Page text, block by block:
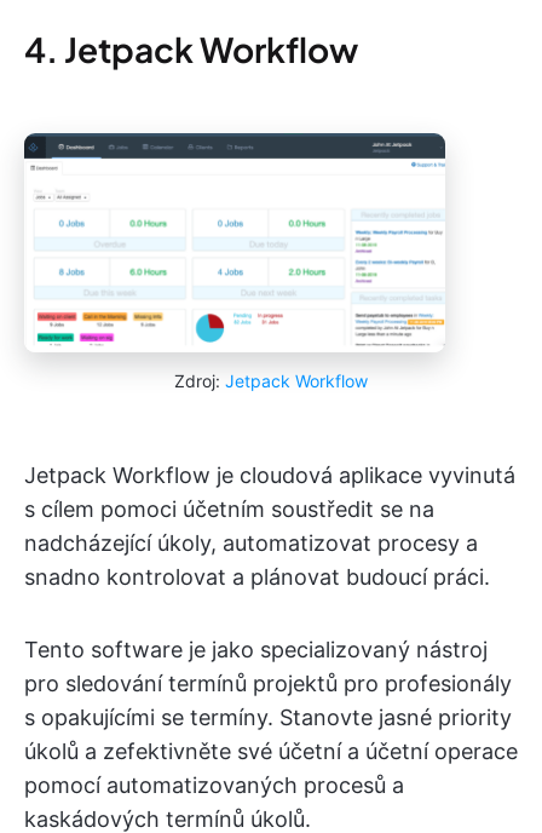
4. Jetpack Workflow
Zdroj: Jetpack Workflow
Jetpack Workflow je cloudová aplikace vyvinutá
s cílem pomoci účetním soustředit se na
nadcházející úkoly, automatizovat procesy a
snadno kontrolovat a plánovat budoucí práci.
Tento software je jako specializovaný nástroj
pro sledování termínů projektů pro profesionály
s opakujícími se termíny. Stanovte jasné priority
úkolů a zefektivněte své účetní a účetní operace
pomocí automatizovaných procesů a
kaskádových termínů úkolů.